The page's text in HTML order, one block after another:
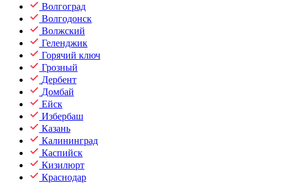
Волгоград
Волгодонск
Волжский
Геленджик
Горячий ключ
Грозный
Дербент
Домбай
Ейск
Избербаш
Казань
Калининград
Каспийск
Кизилюрт
Краснодар